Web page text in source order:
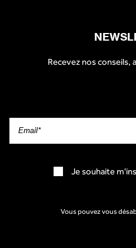
Recevez nos conseils,
Je souhaite
Vous pouvez vous